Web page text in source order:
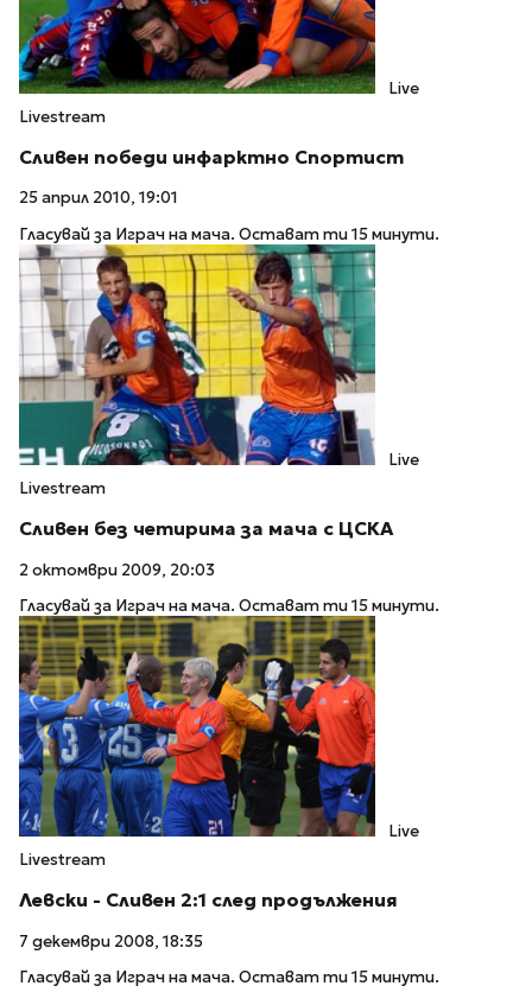
Live
Livestream
Сливен победи инфарктно Спортист
25 април 2010, 19:01
Гласувай за Играч на мача. Остават ти 15 минути.
Live
Livestream
Сливен без четирима за мача с ЦСКА
2 октомври 2009, 20:03
Гласувай за Играч на мача. Остават ти 15 минути.
Live
Livestream
Левски - Сливен 2:1 след продължения
7 декември 2008, 18:35
Гласувай за Играч на мача. Остават ти 15 минути.